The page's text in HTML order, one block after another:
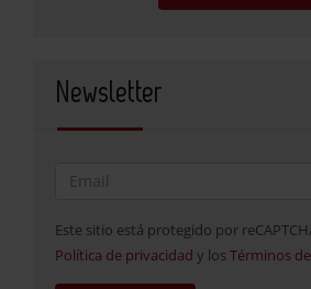
Newsletter
Este sitio está protegido por
Política de privacidad y los Términos